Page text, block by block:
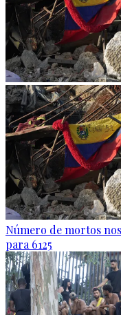
Número de mortos
para 6125